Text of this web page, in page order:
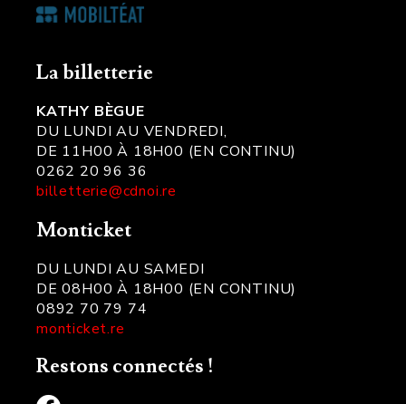
La billetterie
KATHY BÈGUE
DU LUNDI AU VENDREDI,
DE 11H00 À 18H00 (EN CONTINU)
0262 20 96 36
billetterie@cdnoi.re
Monticket
DU LUNDI AU SAMEDI
DE 08H00 À 18H00 (EN CONTINU)
0892 70 79 74
monticket.re
Restons connectés !